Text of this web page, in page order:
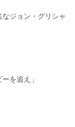
ジョン・グリシャ
を追え」